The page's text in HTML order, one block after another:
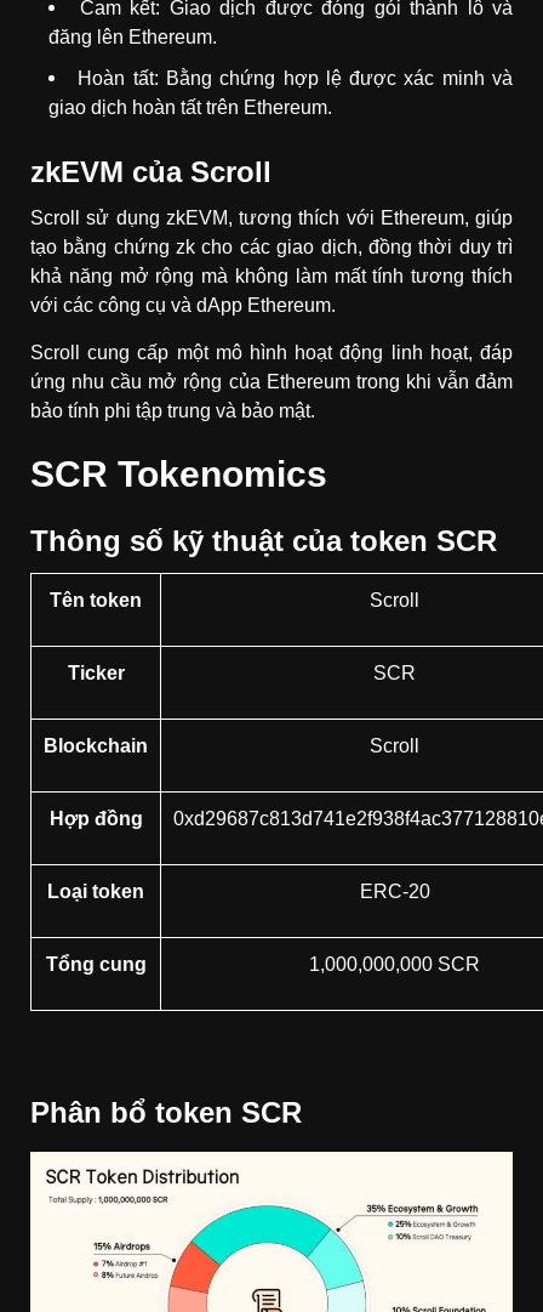
Cam kết: Giao dịch được đóng gói thành lô và
đăng lên Ethereum.
Hoàn tất: Bằng chứng hợp lệ được xác minh và
giao dịch hoàn tất trên Ethereum.
zkEVM của Scroll
Scroll sử dụng zkEVM, tương thích với Ethereum, giúp
tạo bằng chứng zk cho các giao dịch, đồng thời duy trì
khả năng mở rộng mà không làm mất tính tương thích
với các công cụ và dApp Ethereum.
Scroll cung cấp một mô hình hoạt động linh hoạt, đáp
ứng nhu cầu mở rộng của Ethereum trong khi vẫn đảm
bảo tính phi tập trung và bảo mật.
SCR Tokenomics
Thông số kỹ thuật của token SCR
Tên token Scroll
Ticker SCR
Blockchain Scroll
Hợp đồng
Loại token ERC-20
Tổng cung 1,000,000,000 SCR
Phân bổ token SCR